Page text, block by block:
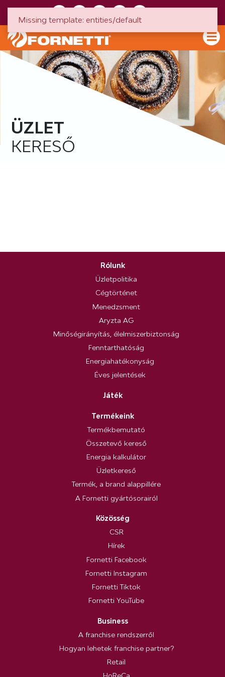
ÜZLET
KERESŐ
Rólunk
Üzletpolitika
Cégtörténet
Menedzsment
Aryzta AG
Minőségirányítás, élelmiszerbiztonság
Fenntarthatóság
Energiahatékonyság
Éves jelentések
Játék
Termékeink
Termékbemutató
Összetevő kereső
Energia kalkulátor
Üzletkereső
Termék, a brand alappillére
A Fornetti gyártósorairól
Közösség
CSR
Hírek
Fornetti Facebook
Fornetti Instagram
Fornetti Tiktok
Fornetti YouTube
Business
A franchise rendszerről
Hogyan lehetek franchise partner?
Retail
Missing template: entities/default